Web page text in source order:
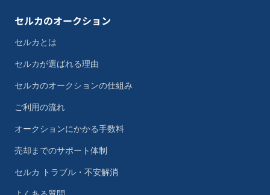
セルカのオークション
セルカとは
セルカが選ばれる理由
セルカのオークションの仕組み
ご利用の流れ
オークションにかかる手数料
売却までのサポート体制
セルカ トラブル・不安解消